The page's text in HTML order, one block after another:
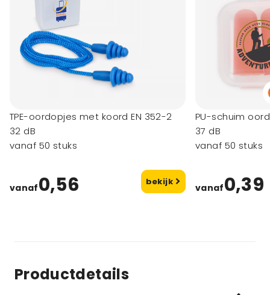
TPE-oordopjes met koord EN 352-2
32 dB
vanaf 50 stuks
vanaf0,56 bekijk
PU-schuim
37 dB
vanaf 50 stuks
vanaf0,39
Productdetails